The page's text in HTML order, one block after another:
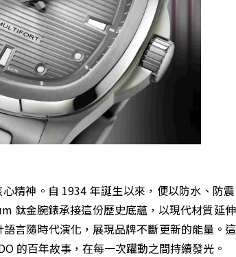
精神。自 1934 年誕生以來，便以防水、防
金腕錶承接這份歷史底蘊，以現代材質延
言隨時代演化，展現品牌不斷更新的能量。
的百年故事，在每一次躍動之間持續發光。